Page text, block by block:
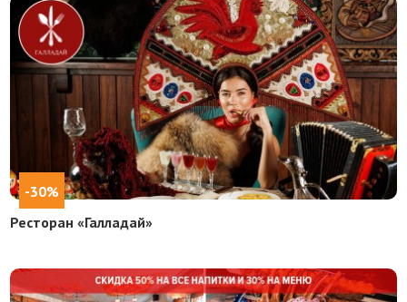
-30%
Ресторан «Галладай»